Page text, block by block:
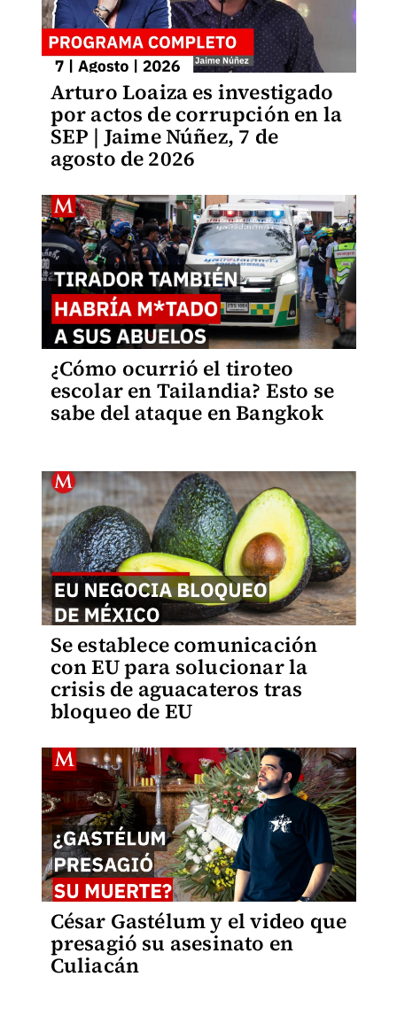
Arturo Loaiza es investigado
por actos de corrupción en la
SEP | Jaime Núñez, 7 de
agosto de 2026
¿Cómo ocurrió el tiroteo
escolar en Tailandia? Esto se
sabe del ataque en Bangkok
Se establece comunicación
con EU para solucionar la
crisis de aguacateros tras
bloqueo de EU
César Gastélum y el video que
presagió su asesinato en
Culiacán